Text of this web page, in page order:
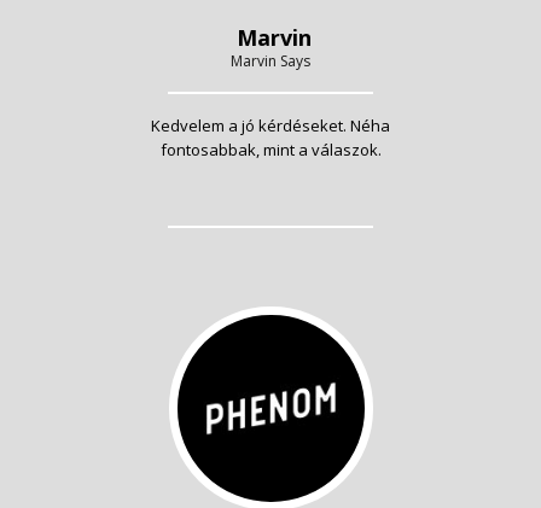
Marvin
Marvin Says
Kedvelem a jó kérdéseket. Néha
fontosabbak, mint a válaszok.